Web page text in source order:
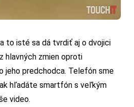
to isté sa dá tvrdiť aj o dvojici
hlavných zmien oproti
jeho predchodca. Telefón sme
hľadáte smartfón s veľkým
video.